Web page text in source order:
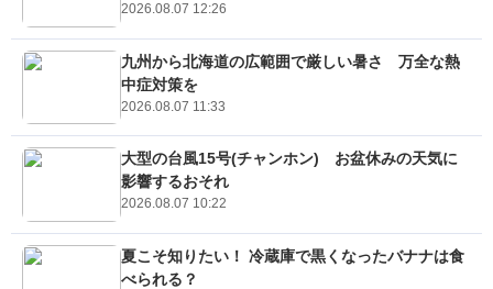
2026.08.07 12:26
九州から北海道の広範囲で厳しい暑さ 万全な熱
中症対策を
2026.08.07 11:33
大型の台風15号(チャンホン) お盆休みの天気に
影響するおそれ
2026.08.07 10:22
夏こそ知りたい！ 冷蔵庫で黒くなったバナナは食
べられる？